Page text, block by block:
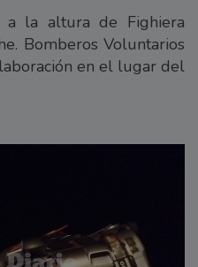
a la altura de Fighiera
Bomberos Voluntarios
en el lugar del